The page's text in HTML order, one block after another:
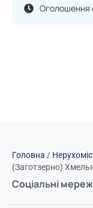
Оголошення
Головна /
(Заготзерно)
Соціальні